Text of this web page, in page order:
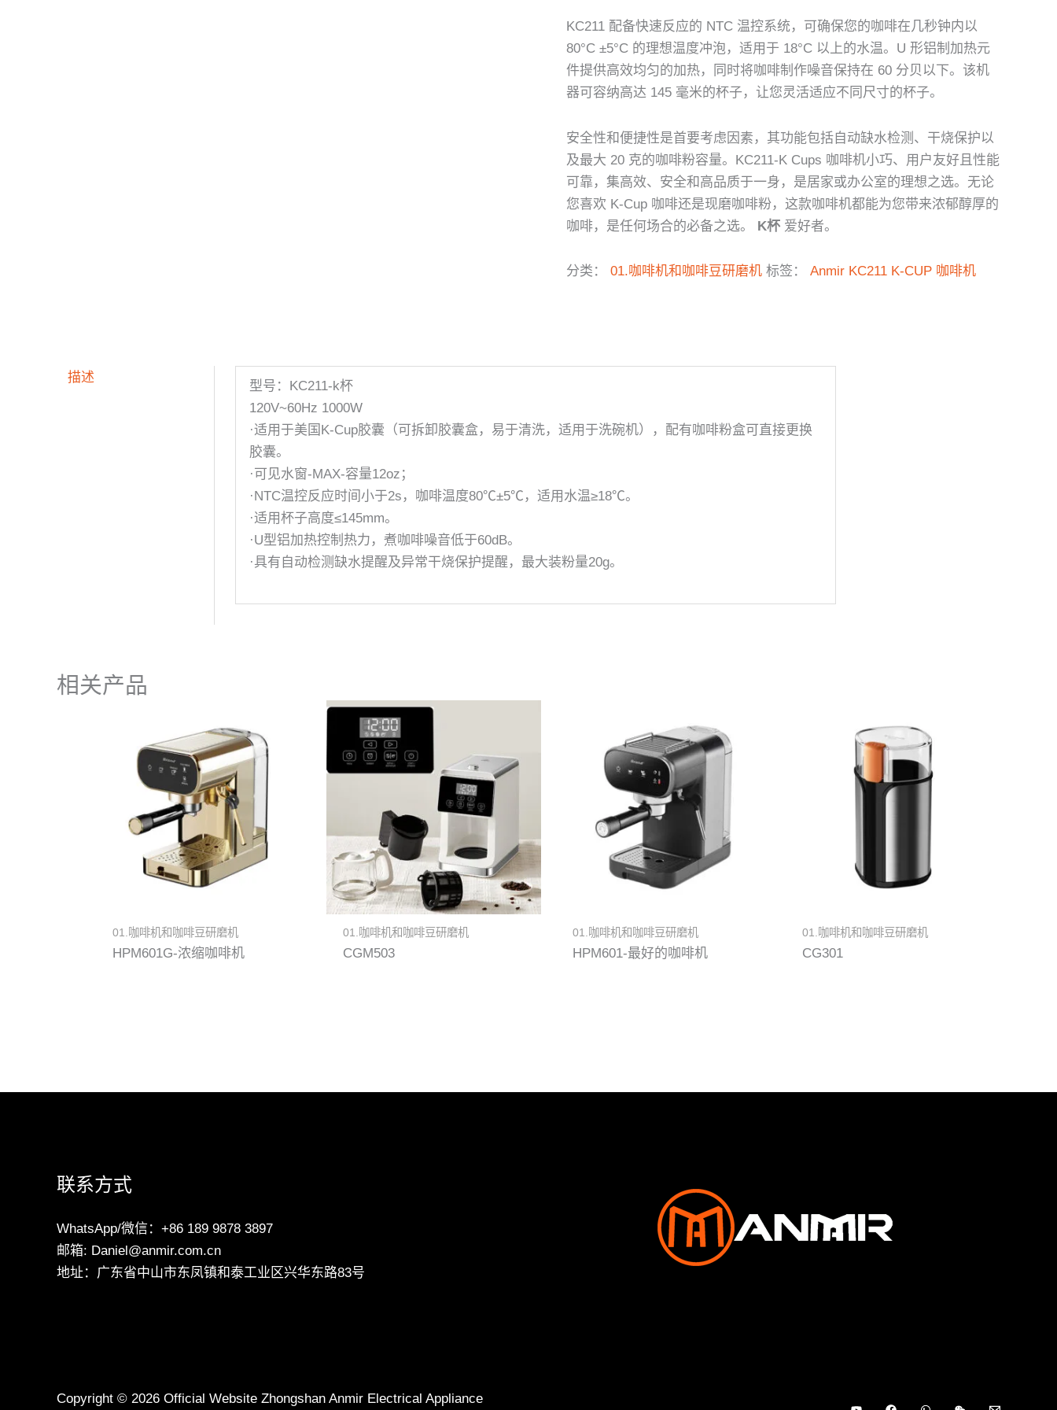
KC211 配备快速反应的 NTC 温控系统，可确保您的咖啡在几秒钟内以
80°C ±5°C 的理想温度冲泡，适用于 18°C 以上的水温。U 形铝制加热元
件提供高效均匀的加热，同时将咖啡制作噪音保持在 60 分贝以下。该机
器可容纳高达 145 毫米的杯子，让您灵活适应不同尺寸的杯子。
安全性和便捷性是首要考虑因素，其功能包括自动缺水检测、干烧保护以
及最大 20 克的咖啡粉容量。KC211-K Cups 咖啡机小巧、用户友好且性能
可靠，集高效、安全和高品质于一身，是居家或办公室的理想之选。无论
您喜欢 K-Cup 咖啡还是现磨咖啡粉，这款咖啡机都能为您带来浓郁醇厚的
咖啡，是任何场合的必备之选。 K杯 爱好者。
分类： 01.咖啡机和咖啡豆研磨机 标签： Anmir KC211 K-CUP 咖啡机
描述
型号：KC211-k杯
120V~60Hz 1000W
·适用于美国K-Cup胶囊（可拆卸胶囊盒，易于清洗，适用于洗碗机），配有咖啡粉盒可直接更换
胶囊。
·可见水窗-MAX-容量12oz；
·NTC温控反应时间小于2s，咖啡温度80℃±5℃，适用水温≥18℃。
·适用杯子高度≤145mm。
·U型铝加热控制热力，煮咖啡噪音低于60dB。
·具有自动检测缺水提醒及异常干烧保护提醒，最大装粉量20g。
相关产品
01.咖啡机和咖啡豆研磨机
HPM601G-浓缩咖啡机
01.咖啡机和咖啡豆研磨机
CGM503
01.咖啡机和咖啡豆研磨机
HPM601-最好的咖啡机
01.咖啡机和咖啡豆研磨机
CG301
联系方式
WhatsApp/微信：+86 189 9878 3897
邮箱: Daniel@anmir.com.cn
地址：广东省中山市东凤镇和泰工业区兴华东路83号
Copyright © 2026 Official Website Zhongshan Anmir Electrical Appliance